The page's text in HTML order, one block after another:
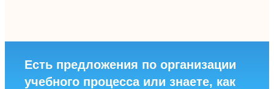
Есть предложения по организации
учебного процесса или знаете, как